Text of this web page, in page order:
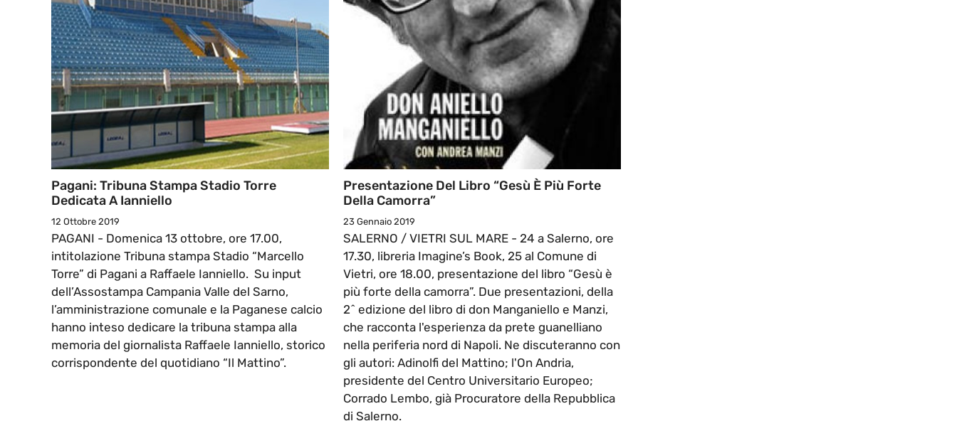
Pagani: Tribuna Stampa Stadio Torre
Dedicata A Ianniello
12 Ottobre 2019
PAGANI - Domenica 13 ottobre, ore 17.00,
intitolazione Tribuna stampa Stadio “Marcello
Torre” di Pagani a Raffaele Ianniello. Su input
dell’Assostampa Campania Valle del Sarno,
l’amministrazione comunale e la Paganese calcio
hanno inteso dedicare la tribuna stampa alla
memoria del giornalista Raffaele Ianniello, storico
corrispondente del quotidiano “Il Mattino”.
Presentazione Del Libro “Gesù È Più Forte
Della Camorra”
23 Gennaio 2019
SALERNO / VIETRI SUL MARE - 24 a Salerno, ore
17.30, libreria Imagine’s Book, 25 al Comune di
Vietri, ore 18.00, presentazione del libro “Gesù è
più forte della camorra”. Due presentazioni, della
2ˆ edizione del libro di don Manganiello e Manzi,
che racconta l'esperienza da prete guanelliano
nella periferia nord di Napoli. Ne discuteranno con
gli autori: Adinolfi del Mattino; l'On Andria,
presidente del Centro Universitario Europeo;
Corrado Lembo, già Procuratore della Repubblica
di Salerno.